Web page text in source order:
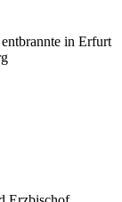
in Erfurt